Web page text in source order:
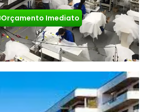
Orçamento Imediato